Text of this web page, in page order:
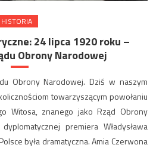
HISTORIA
24 lipca 1920 roku –
Obrony Narodowej
Obrony Narodowej. Dziś w naszym
towarzyszącym powołaniu
Witosa, znanego jako Rząd Obrony
premiera Władysława
była dramatyczna. Amia Czerwona